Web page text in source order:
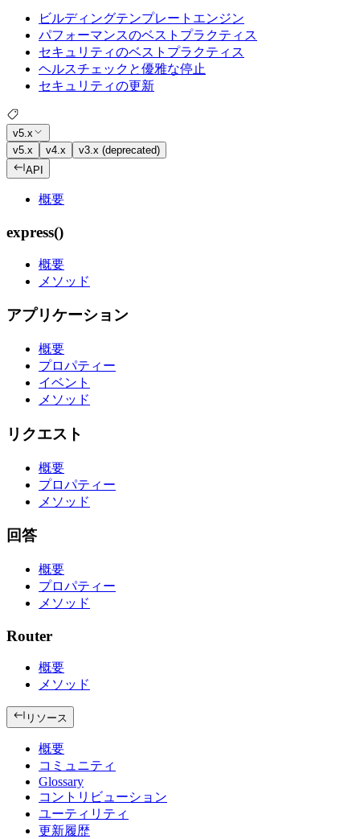
ビルディングテンプレートエンジン
パフォーマンスのベストプラクティス
セキュリティのベストプラクティス
ヘルスチェックと優雅な停止
セキュリティの更新
v5.x
v5.x
v4.x
v3.x (deprecated)
API
概要
express()
概要
メソッド
アプリケーション
概要
プロパティー
イベント
メソッド
リクエスト
概要
プロパティー
メソッド
回答
概要
プロパティー
メソッド
Router
概要
メソッド
リソース
概要
コミュニティ
Glossary
コントリビューション
ユーティリティ
更新履歴